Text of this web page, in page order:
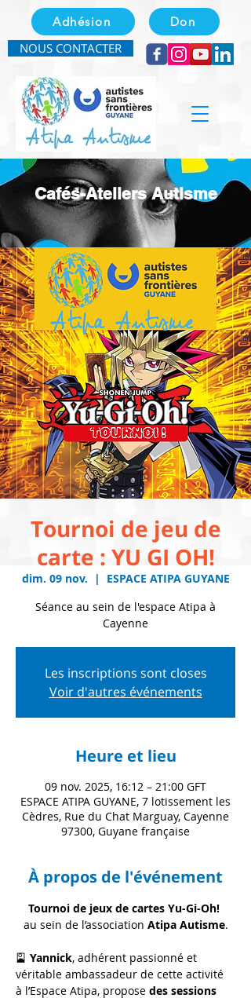
Adhésion Don
NOUS CONTACTER
Cafés-Ateliers Autisme
Tournoi de jeu de
carte : YU GI OH!
dim. 09 nov.
  |
ESPACE ATIPA GUYANE
Séance au sein de l'espace Atipa à
Cayenne
Les inscriptions sont closes
Voir d'autres événements
Heure et lieu
09 nov. 2025, 16:12 – 21:00 GFT
ESPACE ATIPA GUYANE, 7 lotissement les
Cèdres, Rue du Chat Marguay, Cayenne
97300, Guyane française
À propos de l'événement
Tournoi de jeux de cartes Yu-Gi-Oh!
au sein de l’association Atipa Autisme.
🎴 Yannick, adhérent passionné et
véritable ambassadeur de cette activité
à l’Espace Atipa, propose des sessions